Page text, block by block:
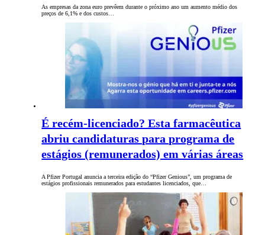
As empresas da zona euro prevêem durante o próximo ano um aumento médio dos
preços de 6,1% e dos custos…
É recém-licenciado? Esta farmacêutica
abriu candidaturas para programa de
estágios (remunerados) em várias áreas
A Pfizer Portugal anuncia a terceira edição do “Pfizer Genious”, um programa de
estágios profissionais remunerados para estudantes licenciados, que…